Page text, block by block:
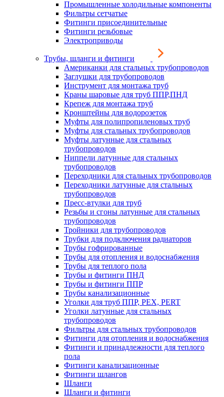
Промышленные холодильные компоненты
Фильтры сетчатые
Фитинги присоединительные
Фитинги резьбовые
Электроприводы
Трубы, шланги и фитинги
Американки для стальных трубопроводов
Заглушки для трубопроводов
Инструмент для монтажа труб
Краны шаровые для труб ППР,ПНД
Крепеж для монтажа труб
Кронштейны для водорозеток
Муфты для полипропиленовых труб
Муфты для стальных трубопроводов
Муфты латунные для стальных
трубопроводов
Ниппели латунные для стальных
трубопроводов
Переходники для стальных трубопроводов
Переходники латунные для стальных
трубопроводов
Пресс-втулки для труб
Резьбы и сгоны латунные для стальных
трубопроводов
Тройники для трубопроводов
Трубки для подключения радиаторов
Трубы гофрированные
Трубы для отопления и водоснабжения
Трубы для теплого пола
Трубы и фитинги ПНД
Трубы и фитинги ППР
Трубы канализационные
Уголки для труб ППР, PEX, PERT
Уголки латунные для стальных
трубопроводов
Фильтры для стальных трубопроводов
Фитинги для отопления и водоснабжения
Фитинги и принадлежности для теплого
пола
Фитинги канализационные
Фитинги шлангов
Шланги
Шланги и фитинги